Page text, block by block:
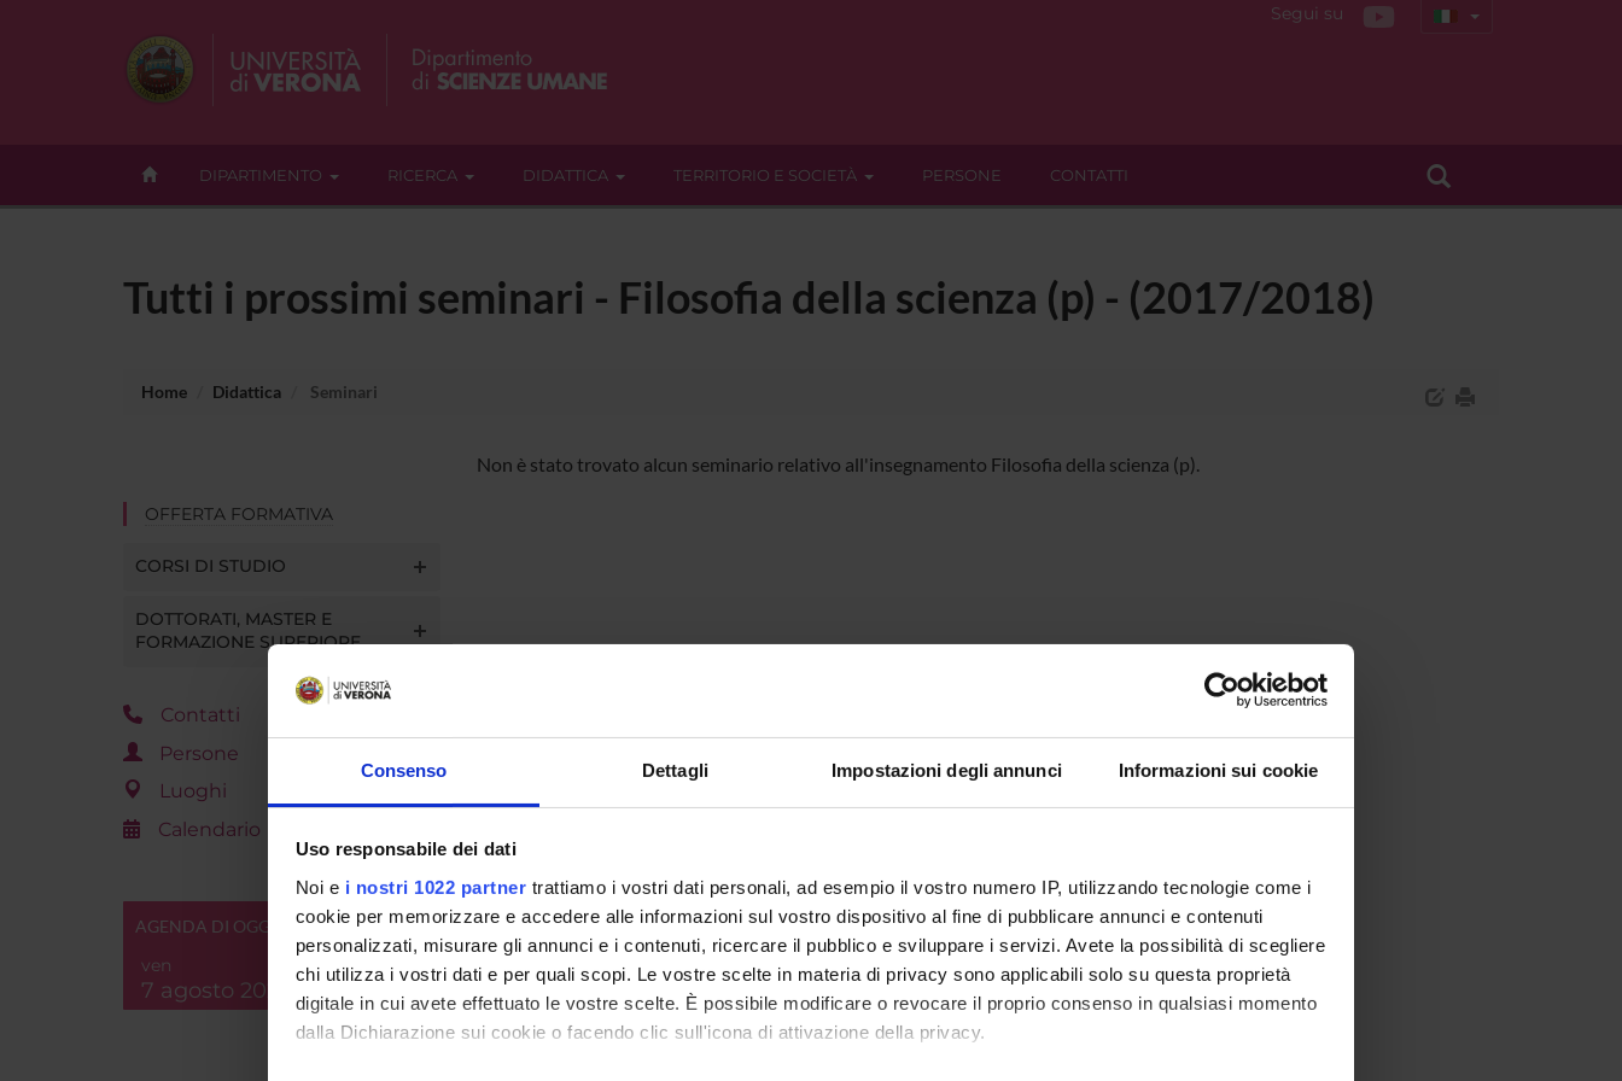
Consenso Dettagli Impostazioni degli annunci Informazioni sui cookie
Uso responsabile dei dati
Noi e i nostri 1022 partner trattiamo i vostri dati personali, ad esempio il vostro numero IP, utilizzando tecnologie come i
cookie per memorizzare e accedere alle informazioni sul vostro dispositivo al fine di pubblicare annunci e contenuti
personalizzati, misurare gli annunci e i contenuti, ricercare il pubblico e sviluppare i servizi. Avete la possibilità di scegliere
chi utilizza i vostri dati e per quali scopi. Le vostre scelte in materia di privacy sono applicabili solo su questa proprietà
digitale in cui avete effettuato le vostre scelte. È possibile modificare o revocare il proprio consenso in qualsiasi momento
dalla Dichiarazione sui cookie o facendo clic sull'icona di attivazione della privacy.
Segui su
DIPARTIMENTO RICERCA DIDATTICA TERRITORIO E SOCIETÀ PERSONE CONTATTI
Tutti i prossimi seminari - Filosofia della scienza (p) - (2017/2018)
Home Didattica Seminari
OFFERTA FORMATIVA
CORSI DI STUDIO
DOTTORATI, MASTER E
FORMAZIONE SUPERIORE
Contatti
Persone
Luoghi
Calendario
AGENDA DI OGGI
ven
7 agosto 2026
Non è stato trovato alcun seminario relativo all'insegnamento Filosofia della scienza (p).